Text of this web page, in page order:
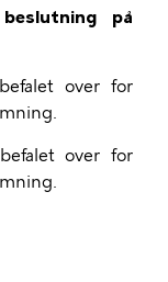
på
over for
over for